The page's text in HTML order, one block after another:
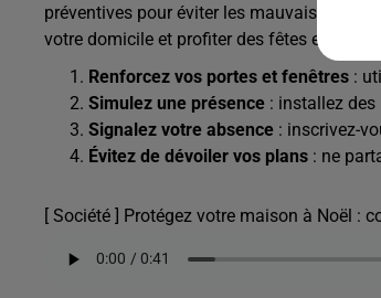
préventives pour éviter les mauvaises
votre domicile et profiter des fêtes en toute
Renforcez vos portes et fenêtres :
Simulez une présence : installez
Signalez votre absence : inscrivez-
Évitez de dévoiler vos plans : ne
[ Société ] Protégez votre maison à Noël :